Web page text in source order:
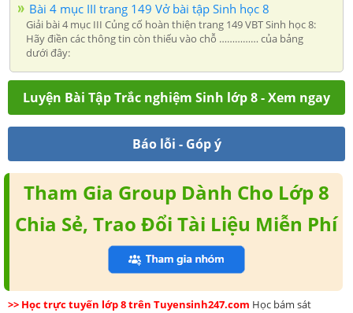
Bài 4 mục III trang 149 Vở bài tập Sinh học 8
Giải bài 4 mục III Củng cố hoàn thiện trang 149 VBT Sinh học 8:
Hãy điền các thông tin còn thiếu vào chỗ …………… của bảng
dưới đây:
Luyện Bài Tập Trắc nghiệm Sinh lớp 8 - Xem ngay
Báo lỗi - Góp ý
Tham Gia Group Dành Cho Lớp 8
Chia Sẻ, Trao Đổi Tài Liệu Miễn Phí
>> Học trực tuyến lớp 8 trên Tuyensinh247.com Học bám sát